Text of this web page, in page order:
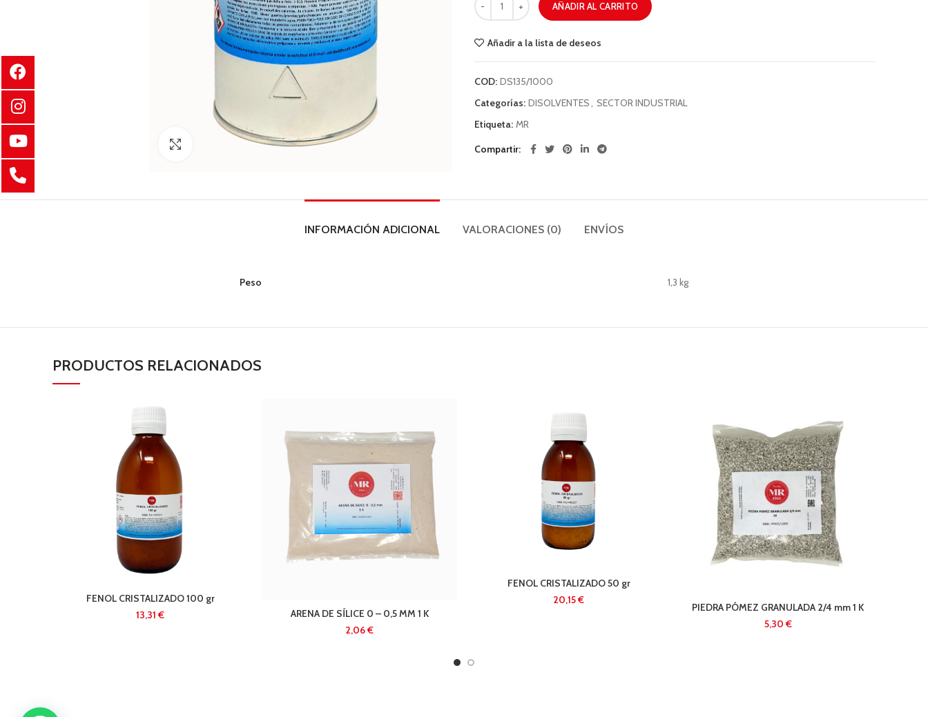
Clic para ampliar
AÑADIR AL CARRITO
Añadir a la lista de deseos
COD: DS135/1000
Categorías: DISOLVENTES, SECTOR INDUSTRIAL
Etiqueta: MR
Compartir
INFORMACIÓN ADICIONAL VALORACIONES (0) ENVÍOS
Peso 1,3 kg
PRODUCTOS RELACIONADOS
FENOL CRISTALIZADO 100 gr
€
ARENA DE SÍLICE 0 – 0,5 MM 1 K
€
FENOL CRISTALIZADO 50 gr
€
PIEDRA PÓMEZ GRANULADA 2/4 mm 1 K
€